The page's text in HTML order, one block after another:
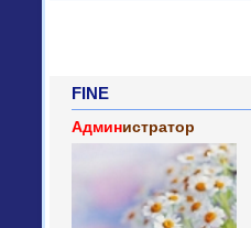
FINE
Администратор